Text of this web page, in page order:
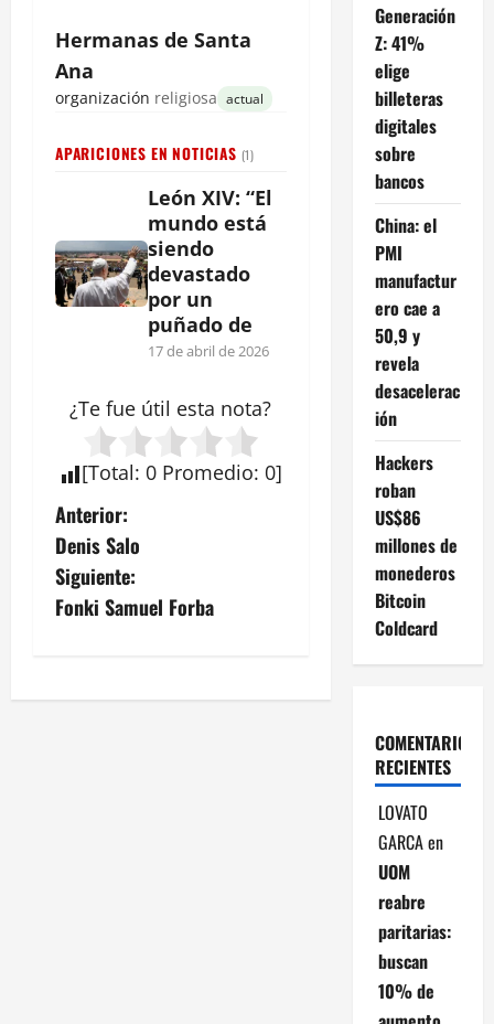
Hermanas de Santa
Ana
organización religiosa actual
APARICIONES EN NOTICIAS (1)
León XIV: “El
mundo está
siendo
devastado
por un
puñado de
17 de abril de 2026
¿Te fue útil esta nota?
[Total: 0 Promedio: 0]
N
a
v
g
Anterior:
Denis Salo
Siguiente:
Fonki Samuel Forba
Generación
Z: 41%
elige
billeteras
digitales
sobre
bancos
China: el
PMI
manufactur
ero cae a
50,9 y
revela
desacelerac
ión
Hackers
roban
US$86
millones de
monederos
Bitcoin
Coldcard
COMENTARIOS
RECIENTES
LOVATO
GARCAen
UOM
reabre
paritarias:
buscan
10% de